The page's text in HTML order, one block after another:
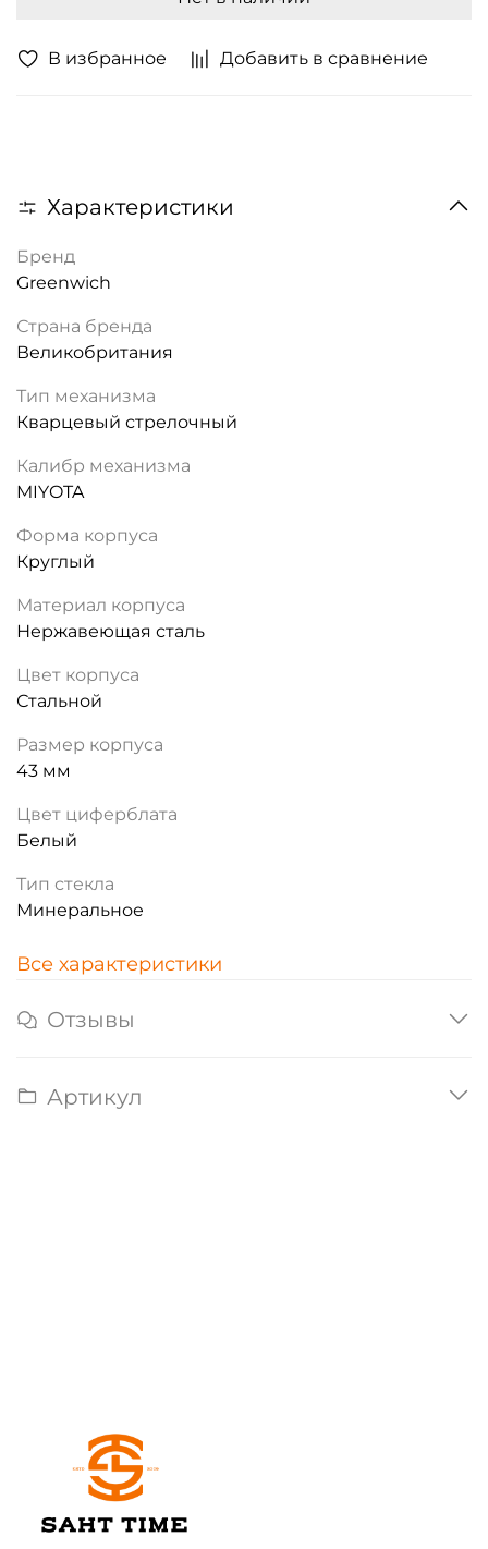
В избранное Добавить в сравнение
Характеристики
Бренд
Greenwich
Страна бренда
Великобритания
Тип механизма
Кварцевый стрелочный
Калибр механизма
MIYOTA
Форма корпуса
Круглый
Материал корпуса
Нержавеющая сталь
Цвет корпуса
Стальной
Размер корпуса
43 мм
Цвет циферблата
Белый
Тип стекла
Минеральное
Все характеристики
Отзывы
Артикул